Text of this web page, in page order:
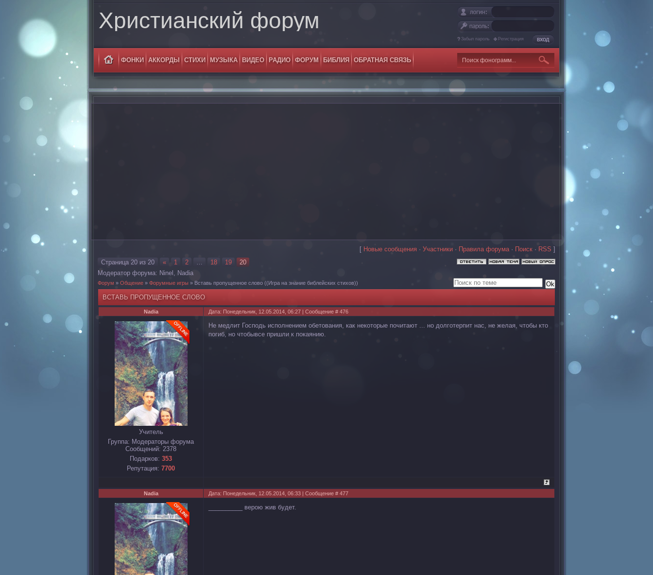
Христианский форум
Забыл пароль Регистрация
ФОНКИ АККОРДЫ СТИХИ МУЗЫКА ВИДЕО РАДИО ФОРУМ БИБЛИЯ ОБРАТНАЯ СВЯЗЬ
[ Новые сообщения · Участники · Правила форума· Поиск · RSS ]
Страница 20 из 20 « 1 2 … 18 19
20
Модератор форума: Ninel , Nadia
Форум » Общение » Форумные игры » Вставь пропущенное слово ((Игра на знание библейских стихов))
ВСТАВЬ ПРОПУЩЕННОЕ СЛОВО
Nadia Дата: Понедельник, 12.05.2014, 06:27 | Сообщение # 476
Учитель
Группа: Модераторы форума
Сообщений: 2378
Подарков: 353
Репутация: 7700
Не медлит Господь исполнением обетования, как некоторые почитают ... но долготерпит нас, не желая, чтобы кто
погиб, но чтобывсе пришли к покаянию.
Nadia Дата: Понедельник, 12.05.2014, 06:33 | Сообщение # 477
__________ верою жив будет.